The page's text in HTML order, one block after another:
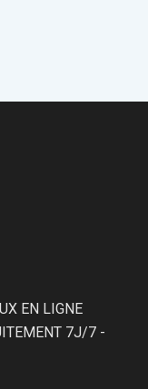
EN LIGNE
7J/7 -